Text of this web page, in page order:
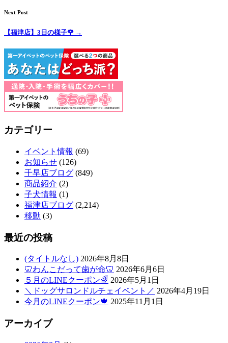
Next Post
【福津店】3日の様子🌹 →
カテゴリー
イベント情報 (69)
お知らせ (126)
千早店ブログ (849)
商品紹介 (2)
子犬情報 (1)
福津店ブログ (2,214)
移動 (3)
最近の投稿
(タイトルなし) 2026年8月8日
🦷わんこだって歯が命🦷 2026年6月6日
５月のLINEクーポン🌈 2026年5月1日
＼ドッグサロンドルチェイベント／ 2026年4月19日
今月のLINEクーポン🍁 2025年11月1日
アーカイブ